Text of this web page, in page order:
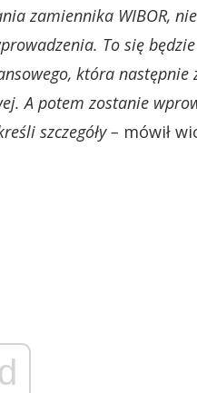
zamiennika WIBOR,
To się
która następnie
A potem zostanie
szczegóły – mówił